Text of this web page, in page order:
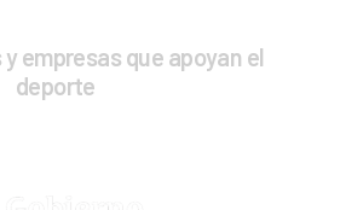
empresas que apoyan el
deporte